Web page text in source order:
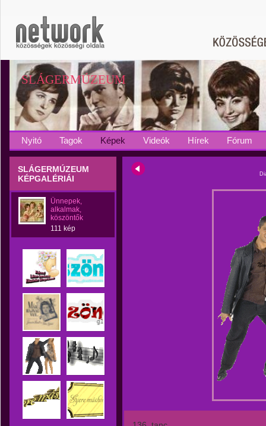
SLÁGERMÚZEUM
Nyitó Tagok Képek Videók Hírek Fórum
SLÁGERMÚZEUM
KÉPGALÉRIÁI
Ünnepek,
alkalmak,
köszöntők
111 kép